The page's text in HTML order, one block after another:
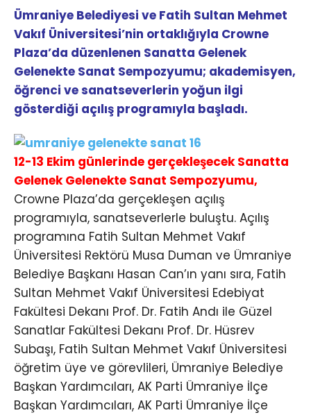
Ümraniye Belediyesi ve Fatih Sultan Mehmet
Vakıf Üniversitesi’nin ortaklığıyla Crowne
Plaza’da düzenlenen Sanatta Gelenek
Gelenekte Sanat Sempozyumu; akademisyen,
öğrenci ve sanatseverlerin yoğun ilgi
gösterdiği açılış programıyla başladı.
12-13 Ekim günlerinde gerçekleşecek Sanatta
Gelenek Gelenekte Sanat Sempozyumu,
Crowne Plaza’da gerçekleşen açılış
programıyla, sanatseverlerle buluştu. Açılış
programına Fatih Sultan Mehmet Vakıf
Üniversitesi Rektörü Musa Duman ve Ümraniye
Belediye Başkanı Hasan Can’ın yanı sıra, Fatih
Sultan Mehmet Vakıf Üniversitesi Edebiyat
Fakültesi Dekanı Prof. Dr. Fatih Andı ile Güzel
Sanatlar Fakültesi Dekanı Prof. Dr. Hüsrev
Subaşı, Fatih Sultan Mehmet Vakıf Üniversitesi
öğretim üye ve görevlileri, Ümraniye Belediye
Başkan Yardımcıları, AK Parti Ümraniye İlçe
Başkan Yardımcıları, AK Parti Ümraniye İlçe